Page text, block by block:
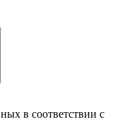
в соответствии с